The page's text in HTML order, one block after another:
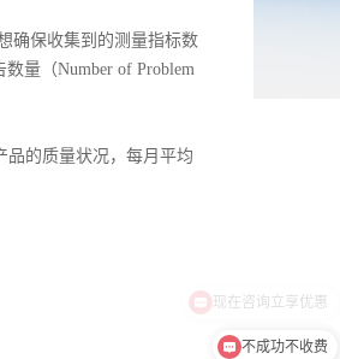
确保收集到的测量指标数
量（Number of Problem
品的质量状况，每月平均
不成功不收费